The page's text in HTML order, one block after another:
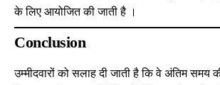
के लिए आयोजित की जाती है ।
Conclusion
उम्मीदवारों को सलाह दी जाती है कि वे अंतिम